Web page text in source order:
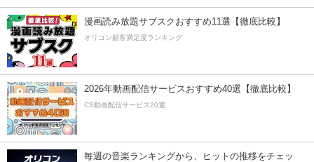
漫画読み放題サブスクおすすめ11選【徹底比較】
オリコン顧客満足度ランキング
2026年動画配信サービスおすすめ40選【徹底比較】
CS動画配信サービス20選
毎週の音楽ランキングから、ヒットの推移をチェッ